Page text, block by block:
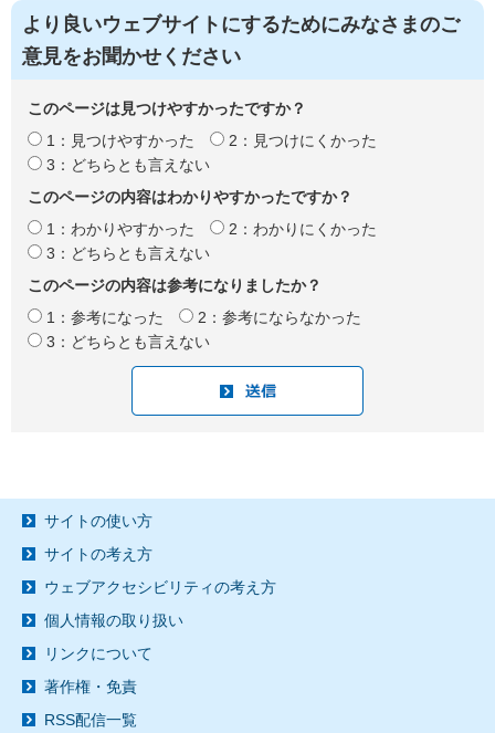
より良いウェブサイトにするためにみなさまのご
意見をお聞かせください
このページは見つけやすかったですか？
1：見つけやすかった
2：見つけにくかった
3：どちらとも言えない
このページの内容はわかりやすかったですか？
1：わかりやすかった
2：わかりにくかった
3：どちらとも言えない
このページの内容は参考になりましたか？
1：参考になった
2：参考にならなかった
3：どちらとも言えない
サイトの使い方
サイトの考え方
ウェブアクセシビリティの考え方
個人情報の取り扱い
リンクについて
著作権・免責
RSS配信一覧